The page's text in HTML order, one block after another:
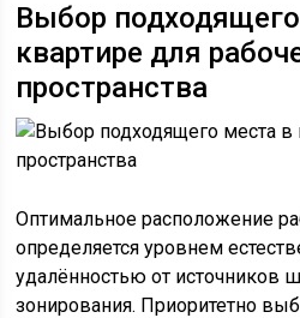
Выбор
квартире для
пространства
Оптимальное расположение
определяется уровнем
удалённостью от
зонирования. Приоритетно